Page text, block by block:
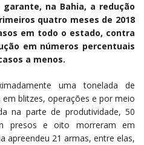
na Bahia, a redução
quatro meses de 2018
em todo o estado, contra
em números percentuais
a menos.
uma tonelada de
blitzes, operações e por meio
na parte de produtividade, 50
presos e oito morreram em
apreendeu 21 armas, entre elas,